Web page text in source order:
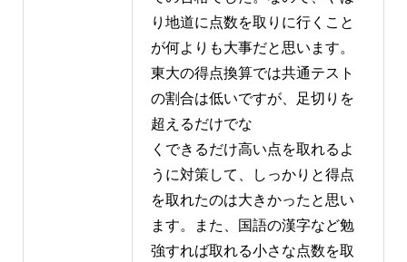
り地道に点数を取りに行くこと
が何よりも大事だと思います。
東大の得点換算では共通テスト
の割合は低いですが、足切りを
超えるだけでな
くできるだけ高い点を取れるよ
うに対策して、しっかりと得点
を取れたのは大きかったと思い
ます。また、国語の漢字など勉
強すれば取れる小さな点数を取